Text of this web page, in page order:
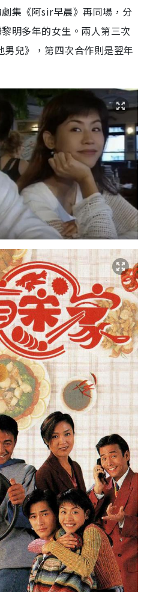
集《阿sir早晨》再同場，分
明多年的女生。兩人第三次
兒》，第四次合作則是翌年